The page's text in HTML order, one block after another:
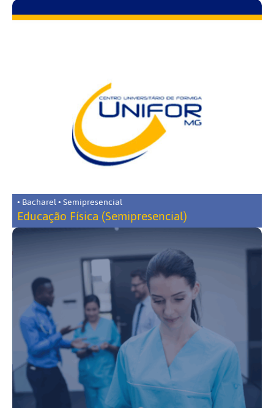
• Bacharel • Semipresencial
Educação Física (Semipresencial)